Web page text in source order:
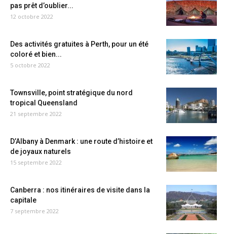
pas prêt d’oublier...
12 octobre 2022
Des activités gratuites à Perth, pour un été
coloré et bien...
5 octobre 2022
Townsville, point stratégique du nord
tropical Queensland
21 septembre 2022
D’Albany à Denmark : une route d’histoire et
de joyaux naturels
15 septembre 2022
Canberra : nos itinéraires de visite dans la
capitale
7 septembre 2022